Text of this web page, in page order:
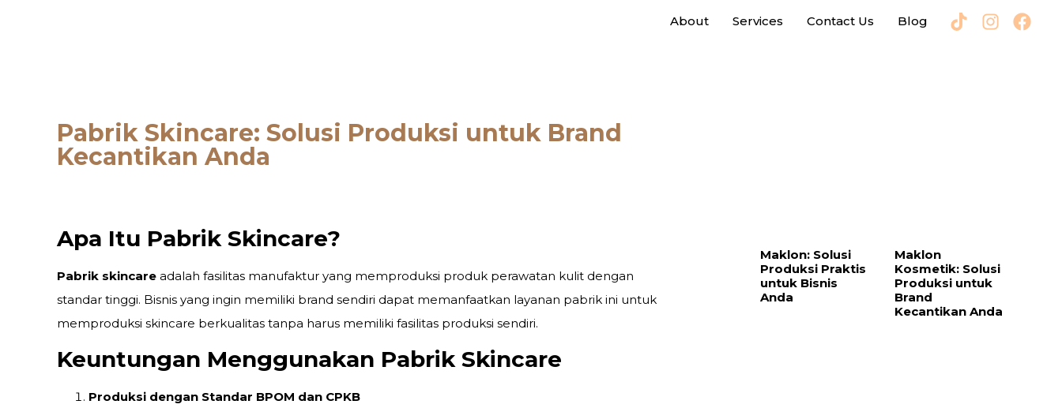
About Services Contact Us Blog
Pabrik Skincare: Solusi Produksi untuk Brand
Kecantikan Anda
Apa Itu Pabrik Skincare?
Pabrik skincare adalah fasilitas manufaktur yang memproduksi produk perawatan kulit dengan
standar tinggi. Bisnis yang ingin memiliki brand sendiri dapat memanfaatkan layanan pabrik ini untuk
memproduksi skincare berkualitas tanpa harus memiliki fasilitas produksi sendiri.
Keuntungan Menggunakan Pabrik Skincare
Produksi dengan Standar BPOM dan CPKB
Maklon: Solusi
Produksi Praktis
untuk Bisnis
Anda
Maklon
Kosmetik: Solusi
Produksi untuk
Brand
Kecantikan Anda